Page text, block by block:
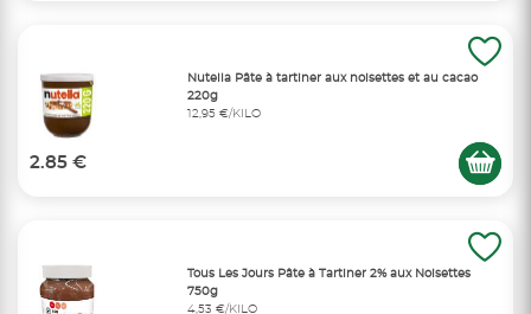
Nutella Pâte à tartiner aux noisettes et au cacao
220g
12,95 €/KILO
2.85 €
Tous Les Jours Pâte à Tartiner 2% aux Noisettes
750g
4,53 €/KILO